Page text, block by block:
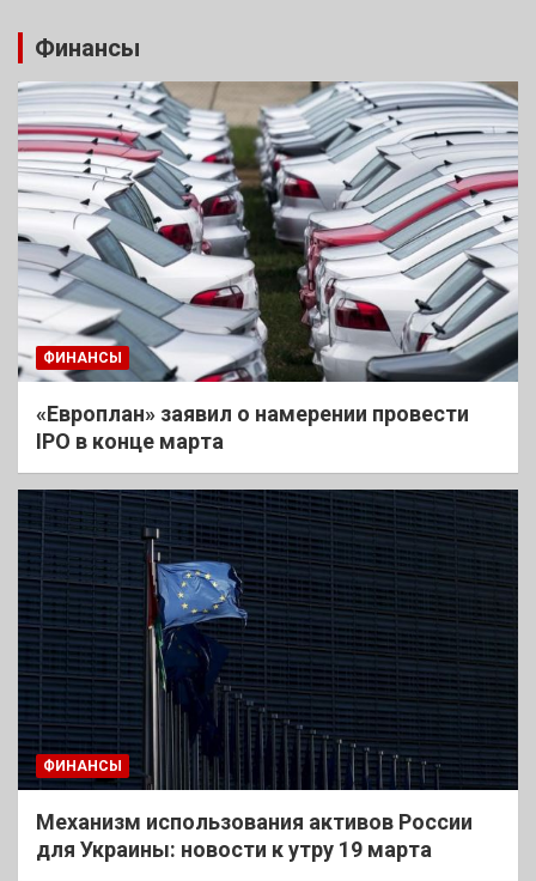
Финансы
ФИНАНСЫ
«Европлан» заявил о намерении провести
IPO в конце марта
ФИНАНСЫ
Механизм использования активов России
для Украины: новости к утру 19 марта